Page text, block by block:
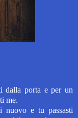
dalla porta e per un
me.
nuovo e tu passasti